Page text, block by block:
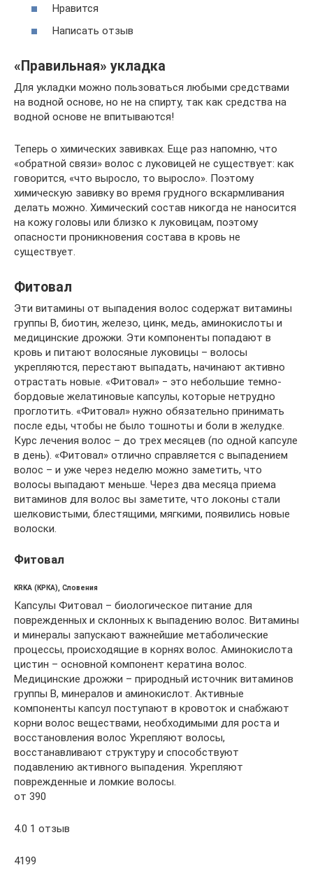
Нравится
Написать отзыв
«Правильная» укладка
Для укладки можно пользоваться любыми средствами
на водной основе, но не на спирту, так как средства на
водной основе не впитываются!
Теперь о химических завивках. Еще раз напомню, что
«обратной связи» волос с луковицей не существует: как
говорится, «что выросло, то выросло». Поэтому
химическую завивку во время грудного вскармливания
делать можно. Химический состав никогда не наносится
на кожу головы или близко к луковицам, поэтому
опасности проникновения состава в кровь не
существует.
Фитовал
Эти витамины от выпадения волос содержат витамины
группы В, биотин, железо, цинк, медь, аминокислоты и
медицинские дрожжи. Эти компоненты попадают в
кровь и питают волосяные луковицы – волосы
укрепляются, перестают выпадать, начинают активно
отрастать новые. «Фитовал» ‒ это небольшие темно-
бордовые желатиновые капсулы, которые нетрудно
проглотить. «Фитовал» нужно обязательно принимать
после еды, чтобы не было тошноты и боли в желудке.
Курс лечения волос – до трех месяцев (по одной капсуле
в день). «Фитовал» отлично справляется с выпадением
волос – и уже через неделю можно заметить, что
волосы выпадают меньше. Через два месяца приема
витаминов для волос вы заметите, что локоны стали
шелковистыми, блестящими, мягкими, появились новые
волоски.
Фитовал
KRKA (КРКА), Словения
Капсулы Фитовал – биологическое питание для
поврежденных и склонных к выпадению волос. Витамины
и минералы запускают важнейшие метаболические
процессы, происходящие в корнях волос. Аминокислота
цистин – основной компонент кератина волос.
Медицинские дрожжи – природный источник витаминов
группы В, минералов и аминокислот. Активные
компоненты капсул поступают в кровоток и снабжают
корни волос веществами, необходимыми для роста и
восстановления волос Укрепляют волосы,
восстанавливают структуру и способствуют
подавлению активного выпадения. Укрепляют
поврежденные и ломкие волосы.
от 390
4.0 1 отзыв
4199